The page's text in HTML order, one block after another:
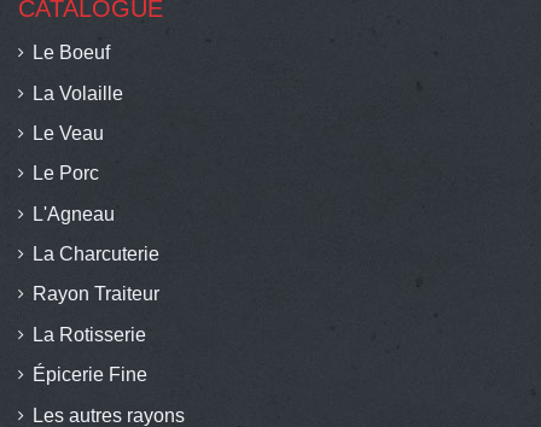
CATALOGUE
Le Boeuf
La Volaille
Le Veau
Le Porc
L'Agneau
La Charcuterie
Rayon Traiteur
La Rotisserie
Épicerie Fine
Les autres rayons